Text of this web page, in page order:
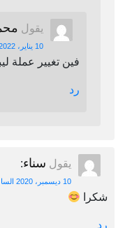
يقول
10 يناير، 2022 الساعة 2:12 ص
فين تغيير عملة
رد
يقول سناء:
10 ديسمبر، 2020 الساعة 1:06 م
شكرا
رد